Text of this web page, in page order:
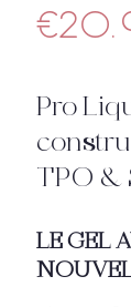
€
Pro
TPO &
LE GEL